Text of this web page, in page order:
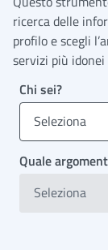
ricerca delle
profilo e scegli
servizi più
Chi sei?
Seleziona
Quale
Seleziona